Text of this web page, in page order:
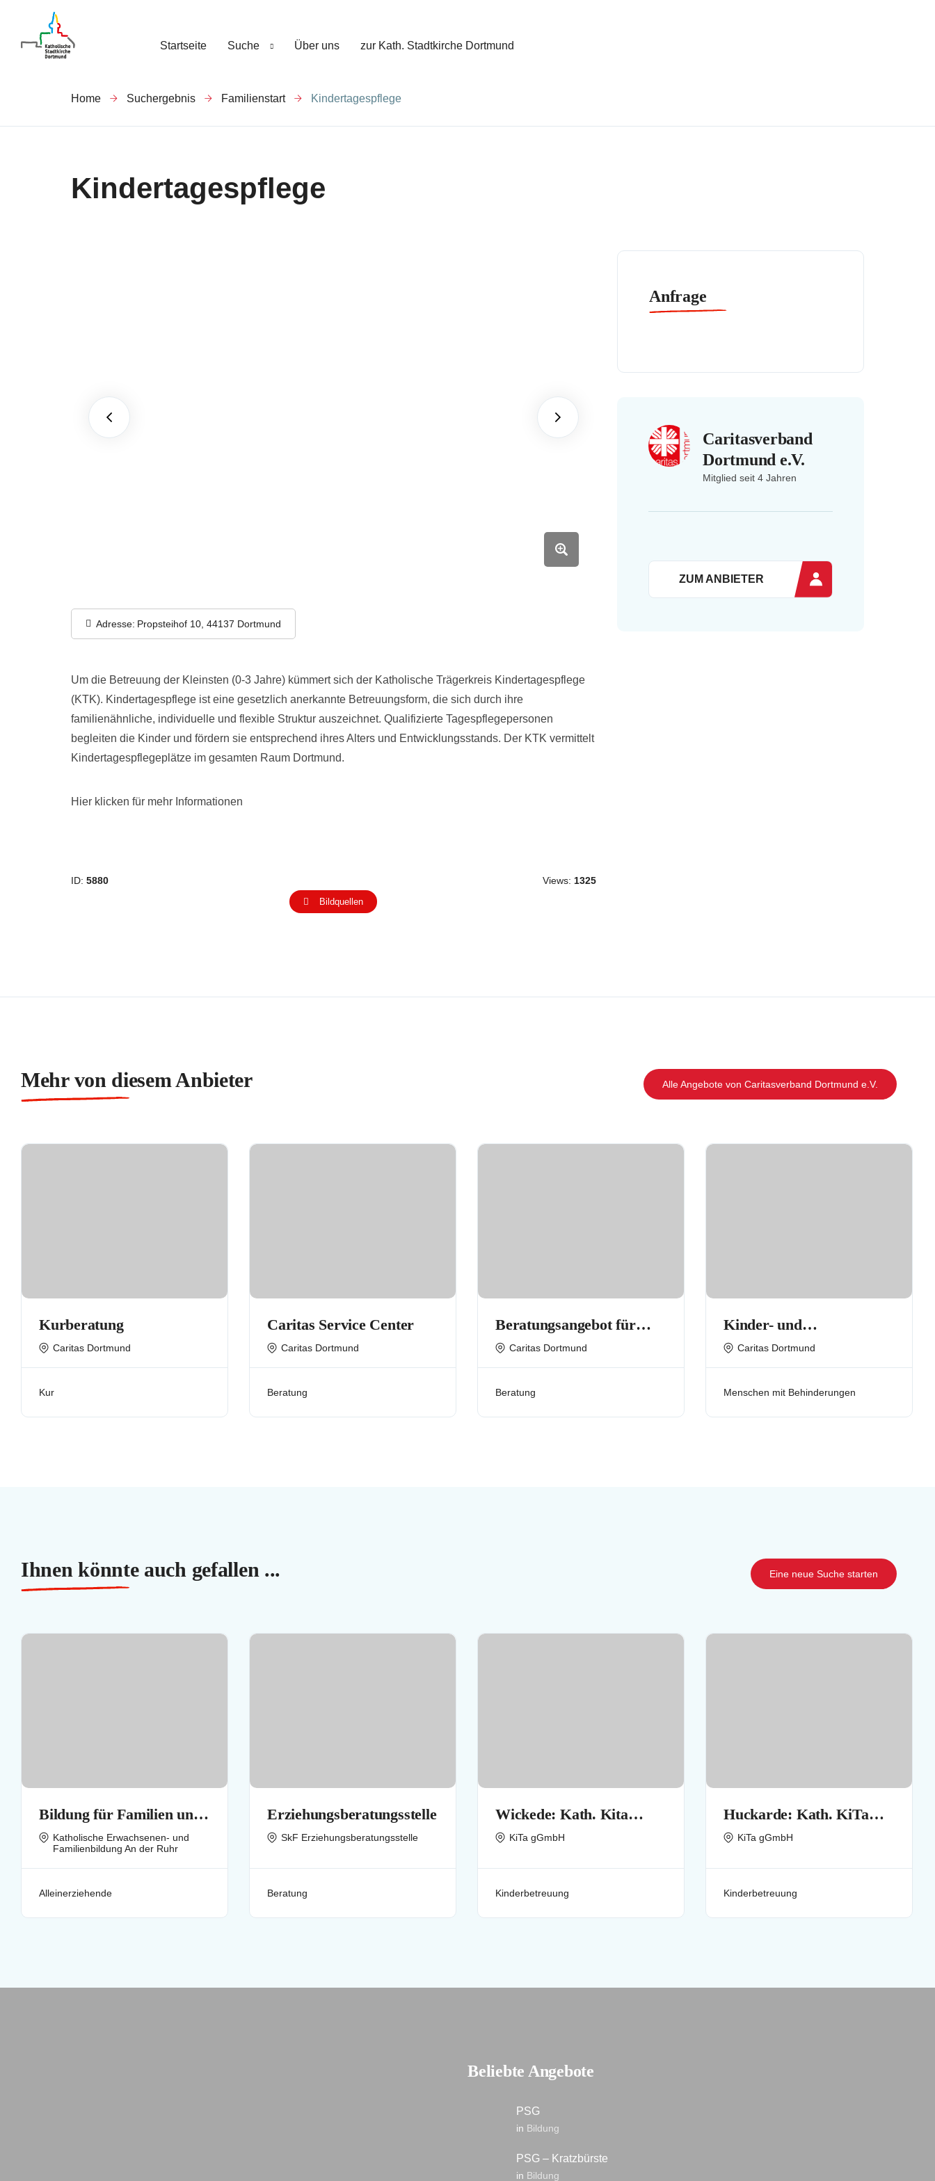
Startseite Suche Über uns zur Kath. Stadtkirche Dortmund
Home Suchergebnis Familienstart Kindertagespflege
Kindertagespflege
Adresse: Propsteihof 10, 44137 Dortmund
Um die Betreuung der Kleinsten (0-3 Jahre) kümmert sich der Katholische Trägerkreis Kindertagespflege
(KTK). Kindertagespflege ist eine gesetzlich anerkannte Betreuungsform, die sich durch ihre
familienähnliche, individuelle und flexible Struktur auszeichnet. Qualifizierte Tagespflegepersonen
begleiten die Kinder und fördern sie entsprechend ihres Alters und Entwicklungsstands. Der KTK vermittelt
Kindertagespflegeplätze im gesamten Raum Dortmund.
Hier klicken für mehr Informationen
ID: 5880 Views: 1325
Bildquellen
Anfrage
Caritasverband
Dortmund e.V.
Mitglied seit 4 Jahren
ZUM ANBIETER
Mehr von diesem Anbieter Alle Angebote von Caritasverband Dortmund e.V.
Kurberatung
Caritas Dortmund
Kur
Caritas Service Center
Caritas Dortmund
Beratung
Beratungsangebot für
Angehörige von
Caritas Dortmund
Beratung
Kinder- und
Familienfreizeiten
Caritas Dortmund
Menschen mit Behinderungen
Ihnen könnte auch gefallen ... Eine neue Suche starten
Bildung für Familien und
Erwachsene
Katholische Erwachsenen- und
Familienbildung An der Ruhr
Alleinerziehende
Erziehungsberatungsstelle
SkF Erziehungsberatungsstelle
Beratung
Wickede: Kath. Kita
(Kindertageseinrichtung)
KiTa gGmbH
Kinderbetreuung
Huckarde: Kath. KiTa
(Kindertageseinrichtung)
KiTa gGmbH
Kinderbetreuung
Beliebte Angebote
PSG
in Bildung
PSG – Kratzbürste
in Bildung